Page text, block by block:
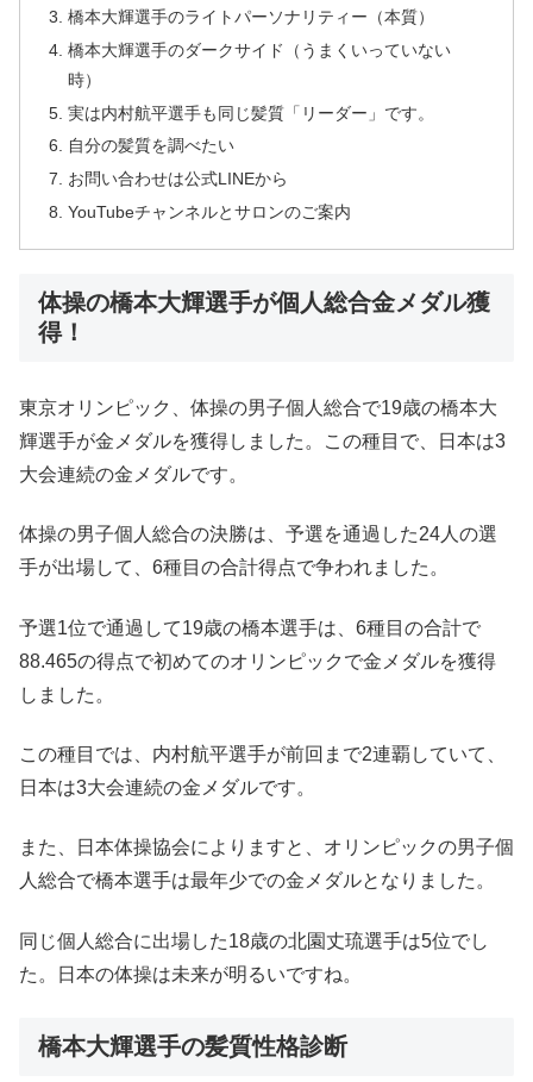
橋本大輝選手のライトパーソナリティー（本質）
橋本大輝選手のダークサイド（うまくいっていない
時）
実は内村航平選手も同じ髪質「リーダー」です。
自分の髪質を調べたい
お問い合わせは公式LINEから
YouTubeチャンネルとサロンのご案内
体操の橋本大輝選手が個人総合金メダル獲
得！
東京オリンピック、体操の男子個人総合で19歳の橋本大
輝選手が金メダルを獲得しました。この種目で、日本は3
大会連続の金メダルです。
体操の男子個人総合の決勝は、予選を通過した24人の選
手が出場して、6種目の合計得点で争われました。
予選1位で通過して19歳の橋本選手は、6種目の合計で
88.465の得点で初めてのオリンピックで金メダルを獲得
しました。
この種目では、内村航平選手が前回まで2連覇していて、
日本は3大会連続の金メダルです。
また、日本体操協会によりますと、オリンピックの男子個
人総合で橋本選手は最年少での金メダルとなりました。
同じ個人総合に出場した18歳の北園丈琉選手は5位でし
た。日本の体操は未来が明るいですね。
橋本大輝選手の髪質性格診断